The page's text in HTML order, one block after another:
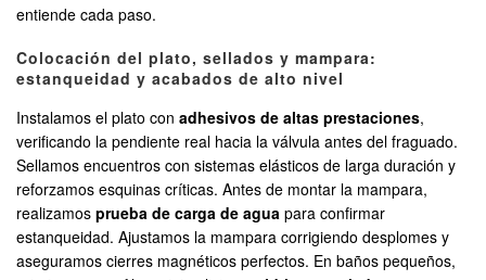
entiende cada paso.
Colocación del plato, sellados y mampara:
estanqueidad y acabados de alto nivel
Instalamos el plato con adhesivos de altas prestaciones,
verificando la pendiente real hacia la válvula antes del fraguado.
Sellamos encuentros con sistemas elásticos de larga duración y
reforzamos esquinas críticas. Antes de montar la mampara,
realizamos prueba de carga de agua para confirmar
estanqueidad. Ajustamos la mampara corrigiendo desplomes y
aseguramos cierres magnéticos perfectos. En baños pequeños,